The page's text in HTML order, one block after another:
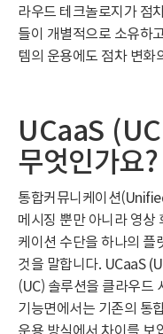
라우드 테크놀로지가 점
들이 개별적으로 소유하
템의 운용에도 점차 변화
UCaaS
무엇인가요?
통합커뮤니케이션
메시징 뿐만 아니라 영상
케이션 수단을 하나의 플
것을 말합니다. UCaaS
(UC) 솔루션을 클라우드
기능면에서는 기존의 통
운용 방식에서 차이를 보